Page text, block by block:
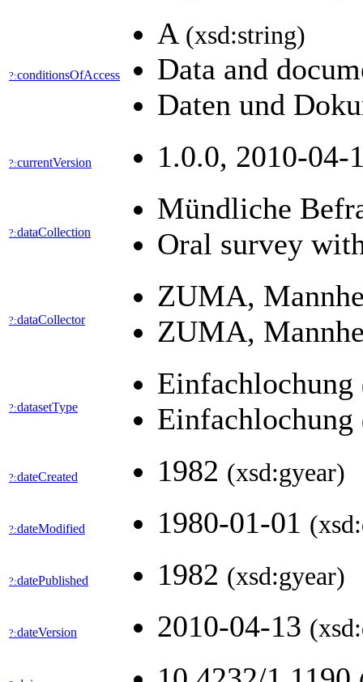
?:conditionsOfAccess
A (xsd:string)
Data and
Daten und
?:currentVersion 1.0.0, 2010-
?:dataCollection
Mündliche
Oral survey
?:dataCollector
ZUMA,
ZUMA,
?:datasetType
Einfachlochung
Einfachlochung
?:dateCreated 1982 (xsd:gyear)
?:dateModified 1980-01-01
?:datePublished 1982 (xsd:gyear)
?:dateVersion 2010-04-13